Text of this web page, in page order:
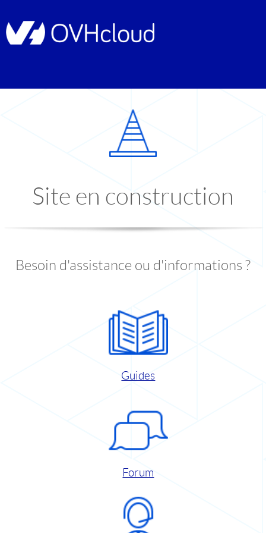
Site en construction
Besoin d'assistance ou d'informations ?
Guides
Forum